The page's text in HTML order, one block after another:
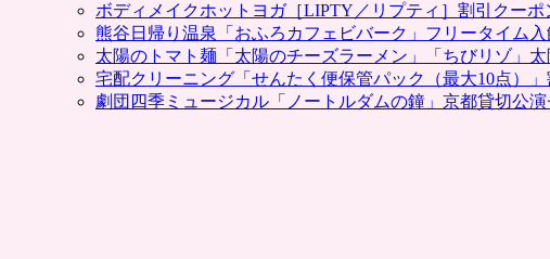
ボディメイクホットヨガ［LIPTY／リプティ］割引クー
熊谷日帰り温泉「おふろカフェビバーク」フリータイム
太陽のトマト麺「太陽のチーズラーメン」「ちびリゾ」
宅配クリーニング「せんたく便保管パック（最大10点）
劇団四季ミュージカル「ノートルダムの鐘」京都貸切公